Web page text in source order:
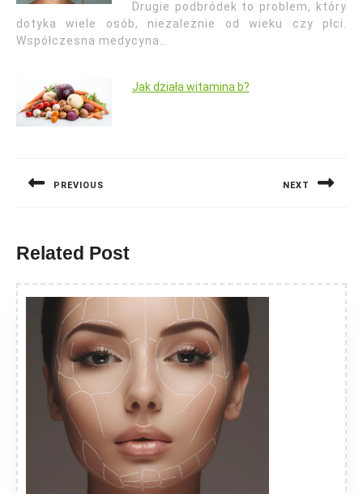
Drugie podbródek to problem, który
dotyka wiele osób, niezależnie od wieku czy płci.
Współczesna medycyna…
Jak działa witamina b?
PREVIOUS NEXT
Related Post